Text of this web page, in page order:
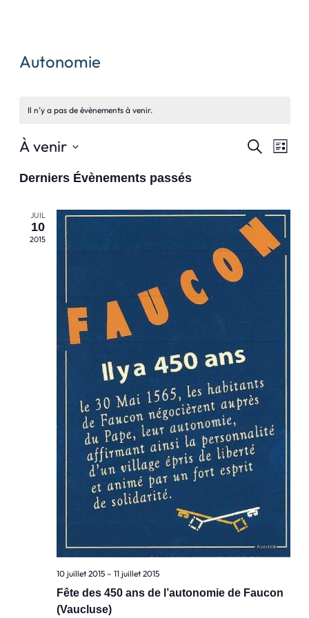
Autonomie
Il n’y a pas de évènements à venir.
De
Vues
Recherche
Liste
À venir
une
Derniers Évènements passés
JUIL
10
2015
10 juillet 2015– 11 juillet 2015
Fête des 450 ans de l’autonomie de Faucon
(Vaucluse)